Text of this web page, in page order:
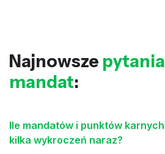
Najnowsze pytania
mandat:
Ile mandatów i punktów
kilka wykroczeń naraz?